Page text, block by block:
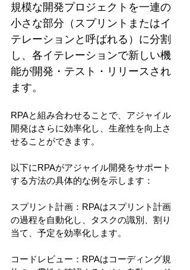
規模な開発プロジェクトを一連の
小さな部分（スプリントまたはイ
テレーションと呼ばれる）に分割
し、各イテレーションで新しい機
能が開発・テスト・リリースされ
ます。
RPAと組み合わせることで、アジャイル
開発はさらに効率化し、生産性を向上さ
せることができます。
以下にRPAがアジャイル開発をサポート
する方法の具体的な例を示します：
スプリント計画：RPAはスプリント計画
の過程を自動化し、タスクの識別、割り
当て、予定を効率化します。
コードレビュー：RPAはコーディング規